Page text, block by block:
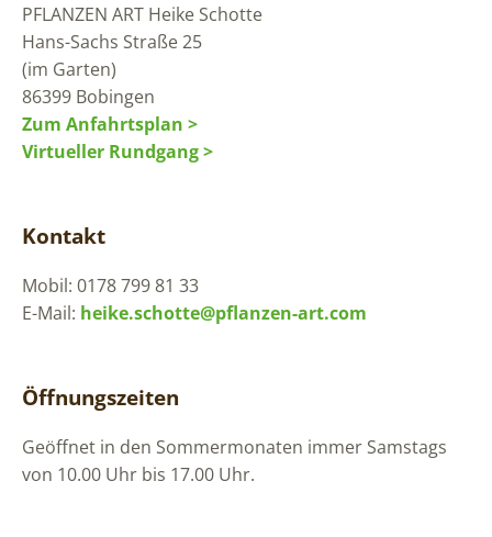
PFLANZEN ART Heike Schotte
Hans-Sachs Straße 25
(im Garten)
86399 Bobingen
Zum Anfahrtsplan >
Virtueller Rundgang >
Kontakt
Mobil: 0178 799 81 33
E-Mail: heike.schotte@pflanzen-art.com
Öffnungszeiten
Geöffnet in den Sommermonaten immer Samstags
von 10.00 Uhr bis 17.00 Uhr.